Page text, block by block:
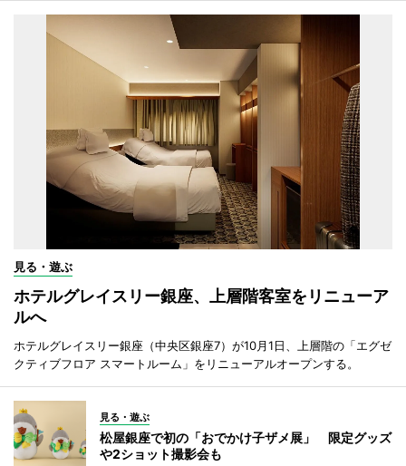
見る・遊ぶ
ホテルグレイスリー銀座、上層階客室をリニューア
ルへ
ホテルグレイスリー銀座（中央区銀座7）が10月1日、上層階の「エグゼ
クティブフロア スマートルーム」をリニューアルオープンする。
見る・遊ぶ
松屋銀座で初の「おでかけ子ザメ展」 限定グッズ
や2ショット撮影会も